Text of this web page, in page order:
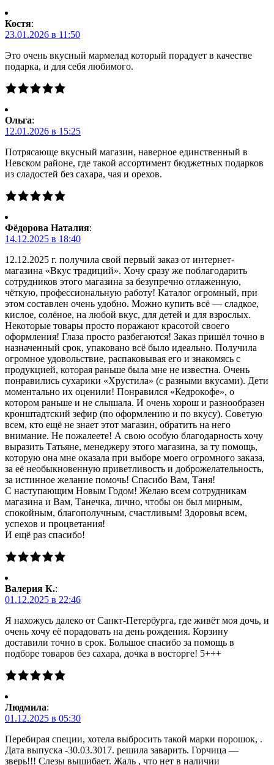
Костя:
23.01.2026 в 11:50
Это очень вкусный мармелад который порадует в качестве
подарка, и для себя любимого.
Ольга:
12.01.2026 в 15:25
Потрясающе вкусный магазин, наверное единственный в
Невском районе, где такой ассортимент бюджетных подарков
из сладостей без сахара, чая и орехов.
Фёдорова Наталия:
14.12.2025 в 18:40
12.12.2025 г. получила свой первый заказ от интернет-
магазина «Вкус традиций». Хочу сразу же поблагодарить
сотрудников этого магазина за безупречно отлаженную,
чёткую, профессиональную работу! Каталог огромный, при
этом составлен очень удобно. Можно купить всё — сладкое,
кислое, солёное, на любой вкус, для детей и для взрослых.
Некоторые товары просто поражают красотой своего
оформления! Глаза просто разбегаются! Заказ пришёл точно в
назначенный срок, упаковано всё было идеально. Получила
огромное удовольствие, распаковывая его и знакомясь с
продукцией, которая раньше была мне не известна. Очень
понравились сухарики «Хрустила» (с разными вкусами). Дети
моментально их оценили! Понравился «Кедрокофе», о
котором раньше и не слышала. И очень хорош и разнообразен
кронштадтский зефир (по оформлению и по вкусу). Советую
всем, кто ещё не знает этот магазин, обратить на него
внимание. Не пожалеете! А свою особую благодарность хочу
выразить Татьяне, менеджеру этого магазина, за ту помощь,
которую она мне оказала при выборе моего огромного заказа,
за её необыкновенную приветливость и доброжелательность,
за истинное желание помочь! Спасибо Вам, Таня!
С наступающим Новым Годом! Желаю всем сотрудникам
магазина и Вам, Танечка, лично, чтобы он был мирным,
спокойным, благополучным, счастливым! Здоровья всем,
успехов и процветания!
И ещё раз спасибо!
Валерия К.:
01.12.2025 в 22:46
Я нахожусь далеко от Санкт-Петербурга, где живёт моя дочь, и
очень хочу её порадовать на день рождения. Корзину
доставили точно в срок. Большое спасибо за помощь в
подборе товаров без сахара, дочка в восторге! 5+++
Людмила:
01.12.2025 в 05:30
Перебирая специи, хотела выбросить такой марки порошок, .
Дата выпуска -30.03.3017. решила заварить. Горчица —
зверь!!! Слезы вышибает. Жаль , что нет в наличии